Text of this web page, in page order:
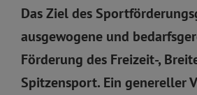
Das Ziel des
ausgewogene und
Förderung des Freizeit-,
Spitzensport. Ein genereller